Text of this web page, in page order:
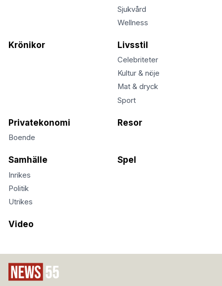
Sjukvård
Wellness
Krönikor Livsstil
Celebriteter
Kultur & nöje
Mat & dryck
Sport
Privatekonomi
Boende
Resor
Samhälle
Inrikes
Politik
Utrikes
Spel
Video